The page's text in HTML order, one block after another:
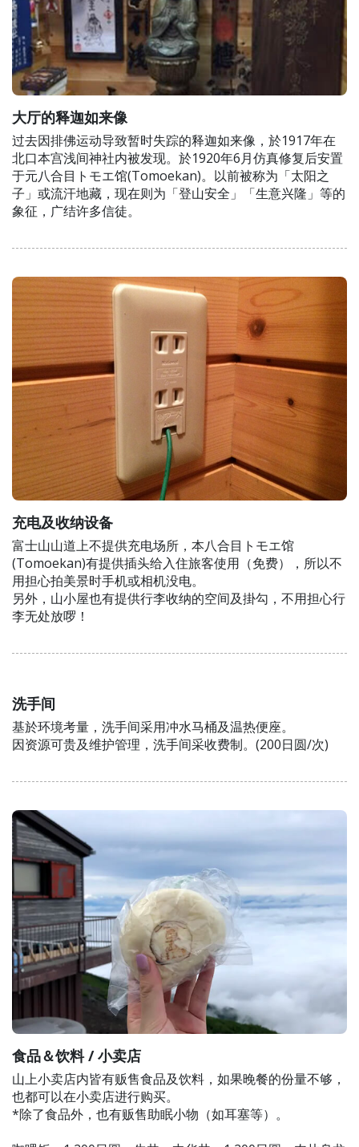
大厅的释迦如来像
过去因排佛运动导致暂时失踪的释迦如来像，於1917年在
北口本宫浅间神社内被发现。於1920年6月仿真修复后安置
于元八合目トモエ馆(Tomoekan)。以前被称为「太阳之
子」或流汗地藏，现在则为「登山安全」「生意兴隆」等的
象征，广结许多信徒。
充电及收纳设备
富士山山道上不提供充电场所，本八合目トモエ馆
(Tomoekan)有提供插头给入住旅客使用（免费），所以不
用担心拍美景时手机或相机没电。
另外，山小屋也有提供行李收纳的空间及掛勾，不用担心行
李无处放啰！
洗手间
基於环境考量，洗手间采用冲水马桶及温热便座。
因资源可贵及维护管理，洗手间采收费制。(200日圆/次)
食品＆饮料 / 小卖店
山上小卖店内皆有贩售食品及饮料，如果晚餐的份量不够，
也都可以在小卖店进行购买。
*除了食品外，也有贩售助眠小物（如耳塞等）。